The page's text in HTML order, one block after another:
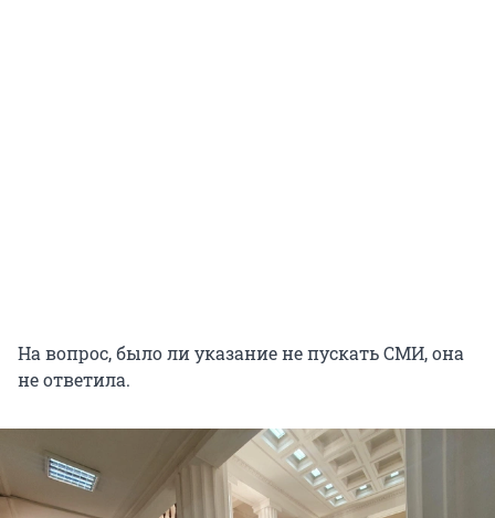
На вопрос, было ли указание не пускать СМИ, она
не ответила.